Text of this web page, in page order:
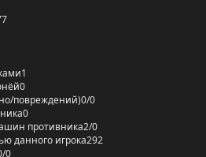
1
0
повреждений)0/0
0
противника2/0
данного игрока292
0